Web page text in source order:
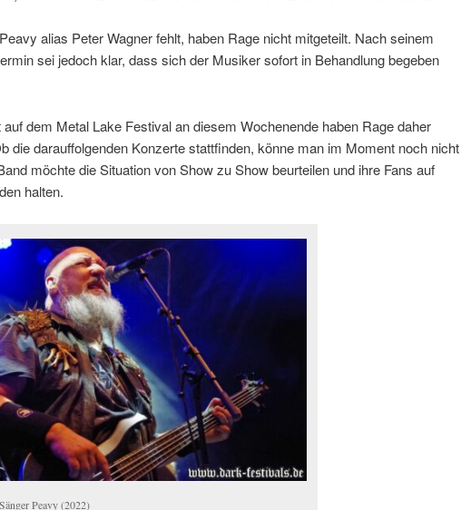
alias Peter Wagner fehlt, haben Rage nicht mitgeteilt. Nach seinem
sei jedoch klar, dass sich der Musiker sofort in Behandlung begeben
auf dem Metal Lake Festival an diesem Wochenende haben Rage daher
die darauffolgenden Konzerte stattfinden, könne man im Moment noch nicht
möchte die Situation von Show zu Show beurteilen und ihre Fans auf
halten.
Peavy (2022)